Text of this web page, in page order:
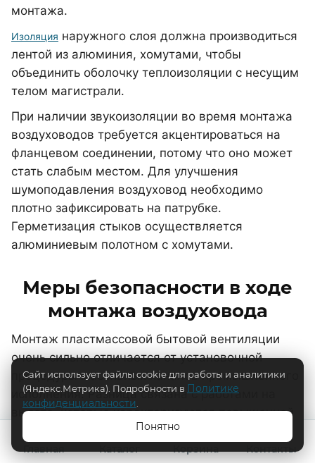
монтажа.
Изоляция наружного слоя должна производиться
лентой из алюминия, хомутами, чтобы
объединить оболочку теплоизоляции с несущим
телом магистрали.
При наличии звукоизоляции во время монтажа
воздуховодов требуется акцентироваться на
фланцевом соединении, потому что оно может
стать слабым местом. Для улучшения
шумоподавления воздуховод необходимо
плотно зафиксировать на патрубке.
Герметизация стыков осуществляется
алюминиевым полотном с хомутами.
Меры безопасности в ходе
монтажа воздуховода
Монтаж пластмассовой бытовой вентиляции
очень сильно отличается от установочной
процедуры массивных каналов промышленного
исполнения. Разница связана с работами на
высоте, которые характеризуются повышенной
опасностью. Однако промышленники доверяют
монтаж воздуховодов оборудования
Сайт использует файлы cookie для работы и аналитики
(Яндекс.Метрика). Подробности в Политике
конфиденциальности
Понятно
Главная
Каталог Корзина Контакты